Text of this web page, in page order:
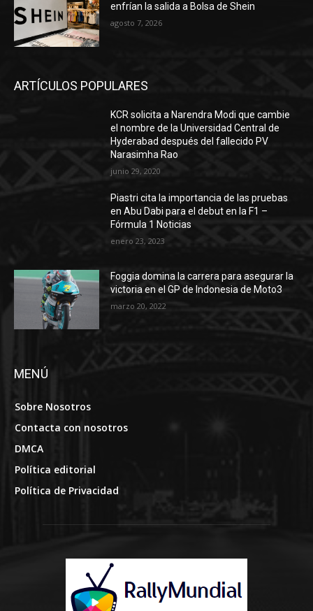
enfrían la salida a Bolsa de Shein
agosto 7, 2026
ARTÍCULOS POPULARES
KCR solicita a Narendra Modi que cambie
el nombre de la Universidad Central de
Hyderabad después del fallecido PV
Narasimha Rao
junio 29, 2020
Piastri cita la importancia de las pruebas
en Abu Dabi para el debut en la F1 –
Fórmula 1 Noticias
enero 23, 2023
Foggia domina la carrera para asegurar la
victoria en el GP de Indonesia de Moto3
marzo 20, 2022
MENÚ
Sobre Nosotros
Contacta con nosotros
DMCA
Política editorial
Política de Privacidad